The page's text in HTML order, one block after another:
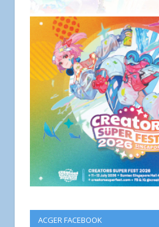
ACGER FACEBOOK